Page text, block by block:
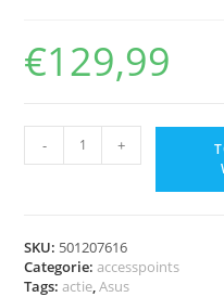
€129,99
- +
SKU: 501207616
Categorie:accesspoints
Tags:actie ,Asus